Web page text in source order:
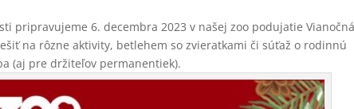
pripravujeme 6. decembra 2023 v našej zoo podujatie
na rôzne aktivity, betlehem so zvieratkami či súťaž o rodinnú
(aj pre držiteľov permanentiek).